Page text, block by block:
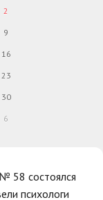
58 состоялся
психологи
2
9
16
23
30
6